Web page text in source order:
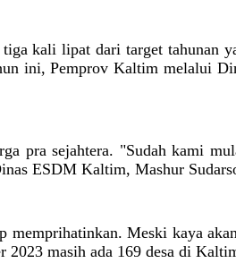
kali lipat dari target tahunan
ini, Pemprov Kaltim melalui
pra sejahtera. "Sudah kami
ESDM Kaltim, Mashur
Meski kaya
masih ada 169 desa di